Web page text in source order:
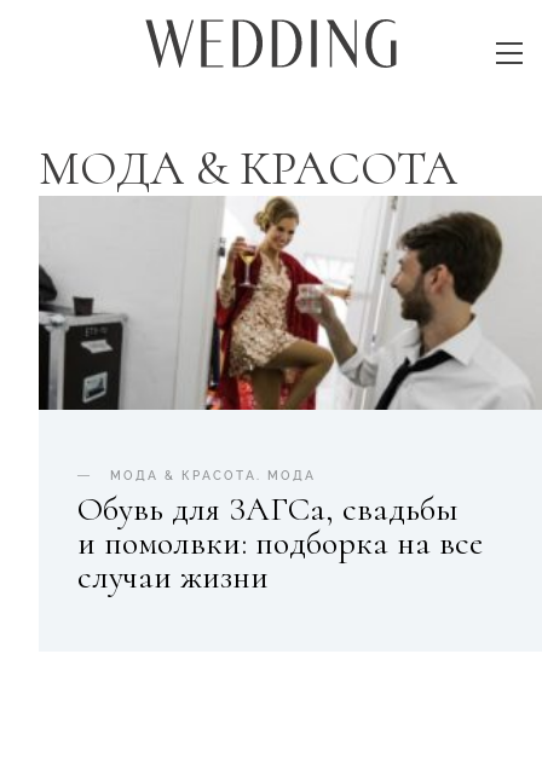
МОДА & КРАСОТА
МОДА & КРАСОТА. МОДА
Обувь для ЗАГСа, свадьбы
и помолвки: подборка на все
случаи жизни